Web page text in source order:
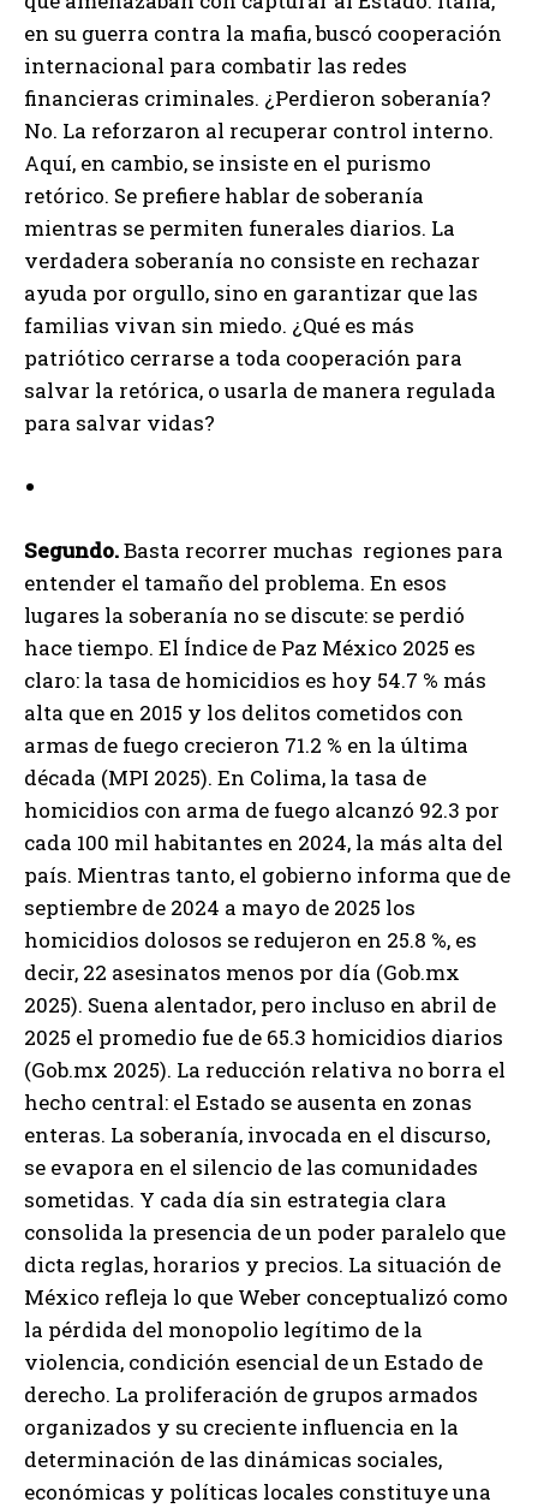
en su guerra contra la mafia, buscó cooperación
internacional para combatir las redes
financieras criminales. ¿Perdieron soberanía?
No. La reforzaron al recuperar control interno.
Aquí, en cambio, se insiste en el purismo
retórico. Se prefiere hablar de soberanía
mientras se permiten funerales diarios. La
verdadera soberanía no consiste en rechazar
ayuda por orgullo, sino en garantizar que las
familias vivan sin miedo. ¿Qué es más
patriótico cerrarse a toda cooperación para
salvar la retórica, o usarla de manera regulada
para salvar vidas?
Segundo.Basta recorrer muchas regiones para
entender el tamaño del problema. En esos
lugares la soberanía no se discute: se perdió
hace tiempo. El Índice de Paz México 2025 es
claro: la tasa de homicidios es hoy 54.7 % más
alta que en 2015 y los delitos cometidos con
armas de fuego crecieron 71.2 % en la última
década (MPI 2025). En Colima, la tasa de
homicidios con arma de fuego alcanzó 92.3 por
cada 100 mil habitantes en 2024, la más alta del
país. Mientras tanto, el gobierno informa que de
septiembre de 2024 a mayo de 2025 los
homicidios dolosos se redujeron en 25.8 %, es
decir, 22 asesinatos menos por día (Gob.mx
2025). Suena alentador, pero incluso en abril de
2025 el promedio fue de 65.3 homicidios diarios
(Gob.mx 2025). La reducción relativa no borra el
hecho central: el Estado se ausenta en zonas
enteras. La soberanía, invocada en el discurso,
se evapora en el silencio de las comunidades
sometidas. Y cada día sin estrategia clara
consolida la presencia de un poder paralelo que
dicta reglas, horarios y precios. La situación de
México refleja lo que Weber conceptualizó como
la pérdida del monopolio legítimo de la
violencia, condición esencial de un Estado de
derecho. La proliferación de grupos armados
organizados y su creciente influencia en la
determinación de las dinámicas sociales,
económicas y políticas locales constituye una